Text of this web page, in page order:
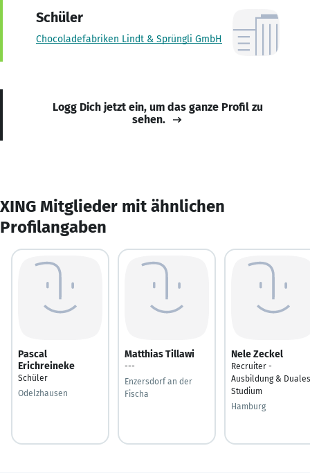
Schüler
Chocoladefabriken Lindt & Sprüngli GmbH
Logg Dich jetzt ein, um das ganze Profil zu
sehen.
XING Mitglieder mit ähnlichen
Profilangaben
Pascal
Erichreineke
Schüler
Odelzhausen
Matthias Tillawi
---
Enzersdorf an der
Fischa
Nele Zeckel
Recruiter -
Ausbildung & Duales
Studium
Hamburg